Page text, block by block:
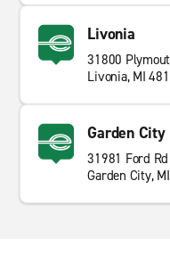
Livonia
31800
Livonia, MI
Garden City
31981 Ford Rd
Garden City,